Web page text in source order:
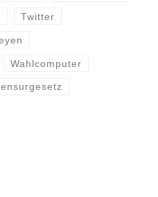
Twitter
Wahlcomputer